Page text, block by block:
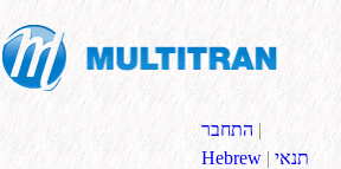
התחבר |
Hebrew | תנאי